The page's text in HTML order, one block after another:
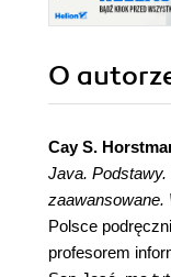
O
Cay S.
Java. Podstawy.
zaawansowane.
Polsce
profesorem